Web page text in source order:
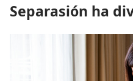
Separasión ha